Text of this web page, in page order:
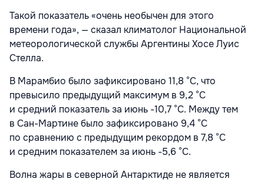
Такой показатель«очень необычен для этого
времени года», — сказал климатолог Национальной
метеорологической службы Аргентины Хосе Луис
Стелла.
В Марамбио было зафиксировано 11,8 °C, что
превысило предыдущий максимум в 9,2 °C
и средний показатель за июнь -10,7 °C. Между тем
в Сан-Мартине было зафиксировано 9,4 °C
по сравнению с предыдущим рекордом в 7,8 °C
и средним показателем за июнь -5,6 °C.
Волна жары в северной Антарктиде не является